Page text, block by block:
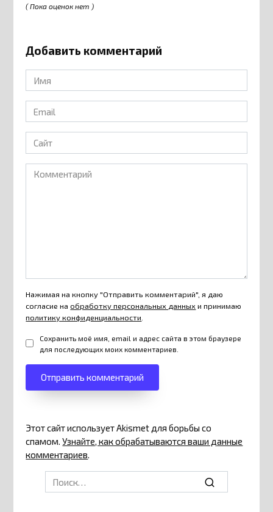
( Пока оценок нет )
Добавить комментарий
Имя
*
Email
*
Сайт
Комментарий
Нажимая на кнопку "Отправить комментарий", я даю
согласие наобработку персональных данных и принимаю
политику конфиденциальности
Сохранить моё имя, email и адрес сайта в этом браузере
для последующих моих комментариев.
Этот сайт использует Akismet для борьбы со
спамом.Узнайте, как обрабатываются ваши данные
комментариев.
Search
for: